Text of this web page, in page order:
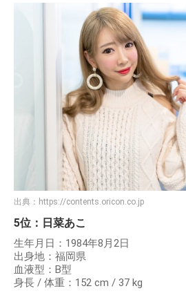
出典： https://contents.oricon.co.jp
5位：日菜あこ
生年月日：1984年8月2日
出身地：福岡県
血液型：B型
身長 / 体重：152 cm / 37 kg